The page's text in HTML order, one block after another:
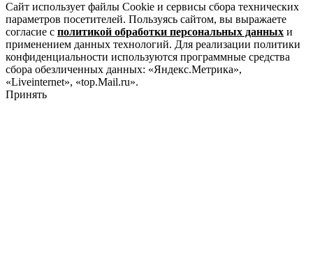
Сайт использует файлы Cookie и сервисы сбора технических
параметров посетителей. Пользуясь сайтом, вы выражаете
согласие с политикой обработки персональных данных и
применением данных технологий. Для реализации политики
конфиденциальности используются программные средства
сбора обезличенных данных: «Яндекс.Метрика»,
«Liveinternet», «top.Mail.ru».
Принять